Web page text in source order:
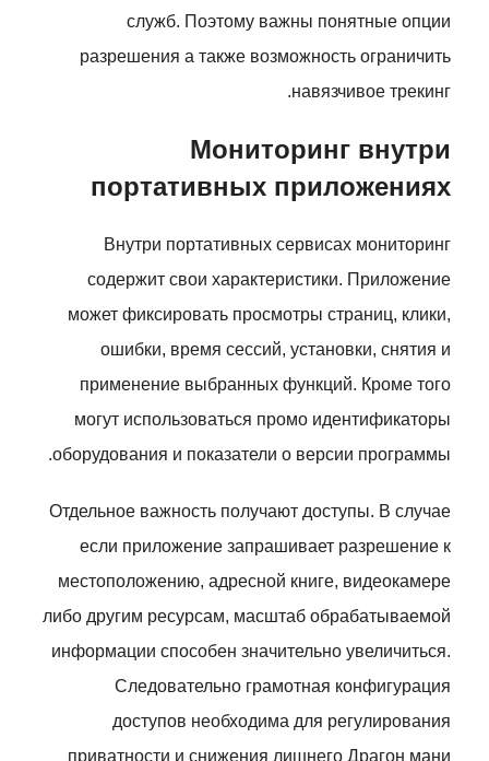
служб. Поэтому важны понятные опции
разрешения а также возможность ограничить
навязчивое трекинг.
Мониторинг внутри
портативных приложениях
Внутри портативных сервисах мониторинг
содержит свои характеристики. Приложение
может фиксировать просмотры страниц, клики,
ошибки, время сессий, установки, снятия и
применение выбранных функций. Кроме того
могут использоваться промо идентификаторы
оборудования и показатели о версии программы.
Отдельное важность получают доступы. В случае
если приложение запрашивает разрешение к
местоположению, адресной книге, видеокамере
либо другим ресурсам, масштаб обрабатываемой
информации способен значительно увеличиться.
Следовательно грамотная конфигурация
доступов необходима для регулирования
приватности и снижения лишнего Драгон мани